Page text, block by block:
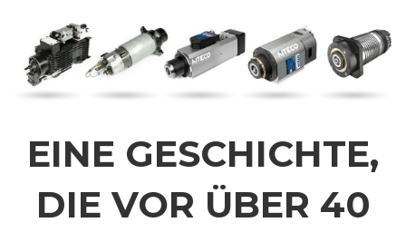
EINE GESCHICHTE,
DIE VOR ÜBER 40